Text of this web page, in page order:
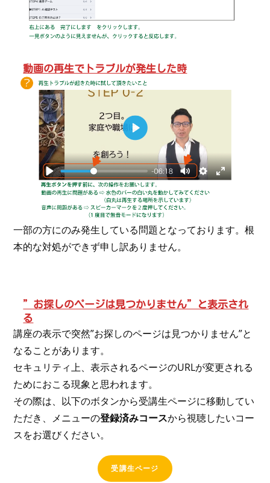
動画の再生でトラブルが発生した時
一部の方にのみ発生している問題となっております。根
本的な対処ができず申し訳ありません。
”お探しのページは見つかりません”と表示され
る
講座の表示で突然”お探しのページは見つかりません”と
なることがあります。
セキュリティ上、表示されるページのURLが変更される
ためにおこる現象と思われます。
その際は、以下のボタンから受講生ページに移動してい
ただき、メニューの登録済みコースから視聴したいコー
スをお選びください。
受講生ページ